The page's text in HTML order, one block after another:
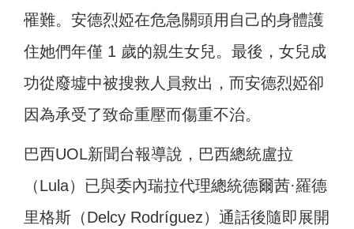
罹難。安德烈婭在危急關頭用自己的身體護
住她們年僅 1 歲的親生女兒。最後，女兒成
功從廢墟中被搜救人員救出，而安德烈婭卻
因為承受了致命重壓而傷重不治。
巴西UOL新聞台報導說，巴西總統盧拉
（Lula）已與委內瑞拉代理總統德爾茜·羅德
里格斯（Delcy Rodríguez）通話後隨即展開